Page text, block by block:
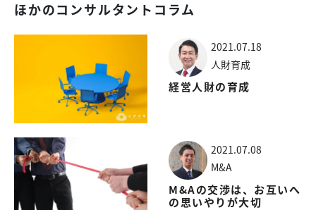
ほかのコンサルタントコラム
2021.07.18
人財育成
経営人財の育成
2021.07.08
M&A
M&Aの交渉は、お互いへ
の思いやりが大切